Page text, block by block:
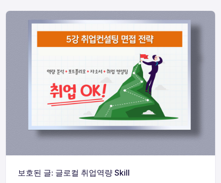
보호된 글: 글로컬 취업역량 Skill